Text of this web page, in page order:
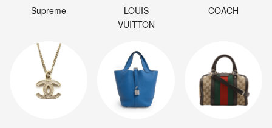
Supreme
LOUIS
VUITTON
COACH